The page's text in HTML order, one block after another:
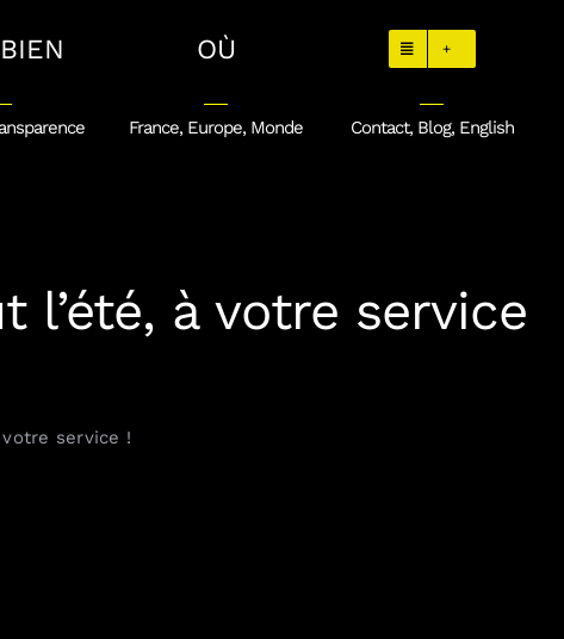
OÙ
France, Europe, Monde
+
Contact, Blog, English
l’été, à votre service
service !